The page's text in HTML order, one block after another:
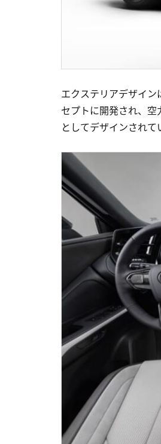
エクステリアデザイン
セプトに開発され、空
としてデザインされて